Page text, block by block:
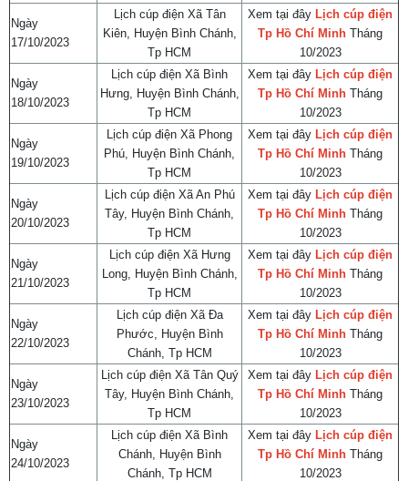
Ngày
17/10/2023
Lịch cúp điện Xã Tân
Kiên, Huyện Bình Chánh,
Tp HCM
Xem tại đây Lịch cúp điện
Tp Hồ Chí Minh Tháng
10/2023
Ngày
18/10/2023
Lịch cúp điện Xã Bình
Hưng, Huyện Bình Chánh,
Tp HCM
Xem tại đây Lịch cúp điện
Tp Hồ Chí Minh Tháng
10/2023
Ngày
19/10/2023
Lịch cúp điện Xã Phong
Phú, Huyện Bình Chánh,
Tp HCM
Xem tại đây Lịch cúp điện
Tp Hồ Chí Minh Tháng
10/2023
Ngày
20/10/2023
Lịch cúp điện Xã An Phú
Tây, Huyện Bình Chánh,
Tp HCM
Xem tại đây Lịch cúp điện
Tp Hồ Chí Minh Tháng
10/2023
Ngày
21/10/2023
Lịch cúp điện Xã Hưng
Long, Huyện Bình Chánh,
Tp HCM
Xem tại đây Lịch cúp điện
Tp Hồ Chí Minh Tháng
10/2023
Ngày
22/10/2023
Lịch cúp điện Xã Đa
Phước, Huyện Bình
Chánh, Tp HCM
Xem tại đây Lịch cúp điện
Tp Hồ Chí Minh Tháng
10/2023
Ngày
23/10/2023
Lịch cúp điện Xã Tân Quý
Tây, Huyện Bình Chánh,
Tp HCM
Xem tại đây Lịch cúp điện
Tp Hồ Chí Minh Tháng
10/2023
Ngày
24/10/2023
Lịch cúp điện Xã Bình
Chánh, Huyện Bình
Chánh, Tp HCM
Xem tại đây Lịch cúp điện
Tp Hồ Chí Minh Tháng
10/2023